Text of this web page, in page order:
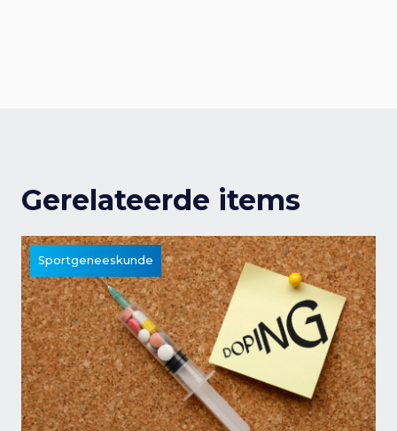
Gerelateerde items
Sportgeneeskunde